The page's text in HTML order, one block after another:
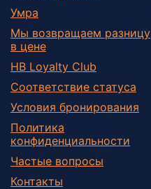
Умра
Мы возвращаем разницу
в цене
HB Loyalty Club
Соответствие статуса
Условия бронирования
Политика
конфиденциальности
Частые вопросы
Контакты